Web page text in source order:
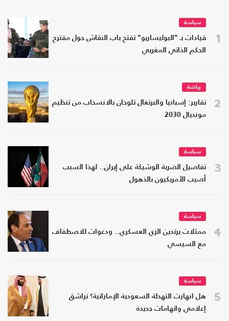
1
سياسة
قيادات بـ "البوليساريو" تفتح باب النقاش حول مقترح
الحكم الذاتي المغربي
2
رياضة
تقارير: إسبانيا والبرتغال تلوحان بالانسحاب من تنظيم
مونديال 2030
3
سياسة
تفاصيل الضربة الوشيكة على إيران.. لهذا السبب
أصيب الأمريكيون بالذهول
4
سياسة
ممثلات يرتدين الزي العسكري.. ودعوات للاصطفاف
مع السيسي
5
سياسة
هل انهارت التهدئة السعودية الإماراتية؟ تراشق
إعلامي واتهامات جديدة